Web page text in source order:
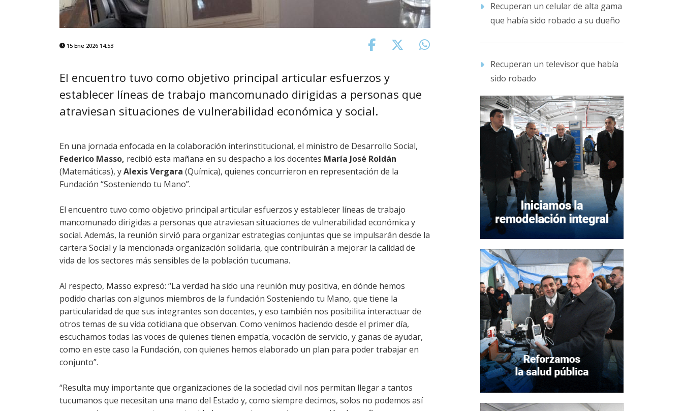
15 Ene 2026 14:53
El encuentro tuvo como objetivo principal articular esfuerzos y
establecer líneas de trabajo mancomunado dirigidas a personas que
atraviesan situaciones de vulnerabilidad económica y social.
En una jornada enfocada en la colaboración interinstitucional, el ministro de Desarrollo Social,
Federico Masso, recibió esta mañana en su despacho a los docentes María José Roldán
(Matemáticas), yAlexis Vergara (Química), quienes concurrieron en representación de la
Fundación “Sosteniendo tu Mano”.
El encuentro tuvo como objetivo principal articular esfuerzos y establecer líneas de trabajo
mancomunado dirigidas a personas que atraviesan situaciones de vulnerabilidad económica y
social. Además, la reunión sirvió para organizar estrategias conjuntas que se impulsarán desde la
cartera Social y la mencionada organización solidaria, que contribuirán a mejorar la calidad de
vida de los sectores más sensibles de la población tucumana.
Al respecto, Masso expresó: “La verdad ha sido una reunión muy positiva, en dónde hemos
podido charlas con algunos miembros de la fundación Sosteniendo tu Mano, que tiene la
particularidad de que sus integrantes son docentes, y eso también nos posibilita interactuar de
otros temas de su vida cotidiana que observan. Como venimos haciendo desde el primer día,
escuchamos todas las voces de quienes tienen empatía, vocación de servicio, y ganas de ayudar,
como en este caso la Fundación, con quienes hemos elaborado un plan para poder trabajar en
conjunto”.
“Resulta muy importante que organizaciones de la sociedad civil nos permitan llegar a tantos
tucumanos que necesitan una mano del Estado y, como siempre decimos, solos no podemos así
Recuperan un celular de alta gama
que había sido robado a su dueño
Recuperan un televisor que había
sido robado